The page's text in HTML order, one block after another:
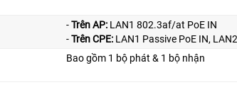
-Trên AP: LAN1 802.3af/at PoE IN
-Trên CPE: LAN1 Passive PoE IN,
Bao gồm 1 bộ phát & 1 bộ nhận